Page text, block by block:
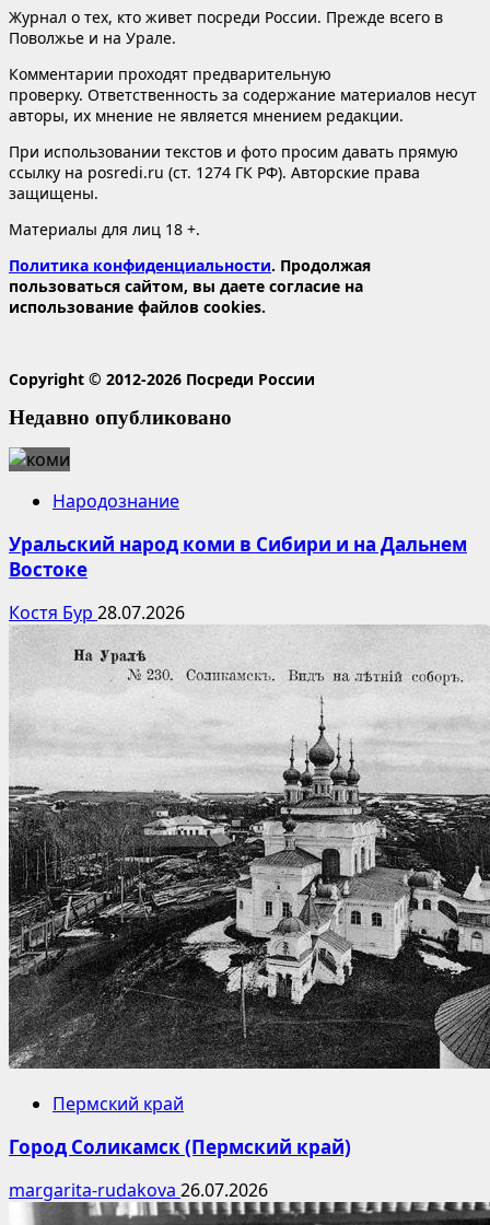
Журнал о тех, кто живет посреди России. Прежде всего в
Поволжье и на Урале.
Комментарии проходят предварительную
проверку. Ответственность за содержание материалов несут
авторы, их мнение не является мнением редакции.
При использовании текстов и фото просим давать прямую
ссылку на posredi.ru (ст. 1274 ГК РФ). Авторские права
защищены.
Материалы для лиц 18 +.
Политика конфиденциальности. Продолжая
пользоваться сайтом, вы даете согласие на
использование файлов cookies.
Copyright © 2012-2026 Посреди России
Недавно опубликовано
Народознание
Уральский народ коми в Сибири и на Дальнем
Востоке
Костя Бур 28.07.2026
Пермский край
Город Соликамск (Пермский край)
margarita-rudakova 26.07.2026